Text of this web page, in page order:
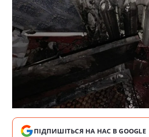
ПІДПИШІТЬСЯ НА НАС В GOOGLE